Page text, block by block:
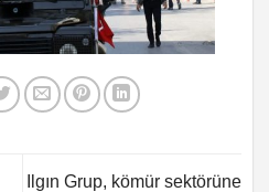
Ilgın Grup, kömür sektörüne